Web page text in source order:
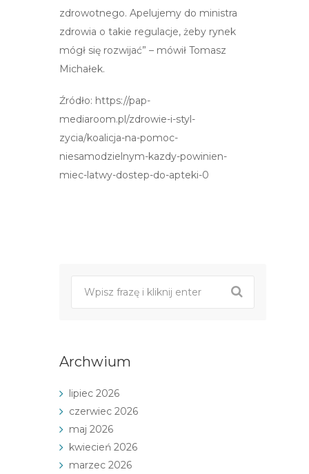
zdrowotnego. Apelujemy do ministra
zdrowia o takie regulacje, żeby rynek
mógł się rozwijać” – mówił Tomasz
Michałek.
Źródło: https://pap-
mediaroom.pl/zdrowie-i-styl-
zycia/koalicja-na-pomoc-
niesamodzielnym-kazdy-powinien-
miec-latwy-dostep-do-apteki-0
Archwium
lipiec 2026
czerwiec 2026
maj 2026
kwiecień 2026
marzec 2026